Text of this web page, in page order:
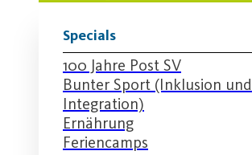
Specials
100 Jahre Post SV
Bunter Sport (Inklusion und
Integration)
Ernährung
Feriencamps